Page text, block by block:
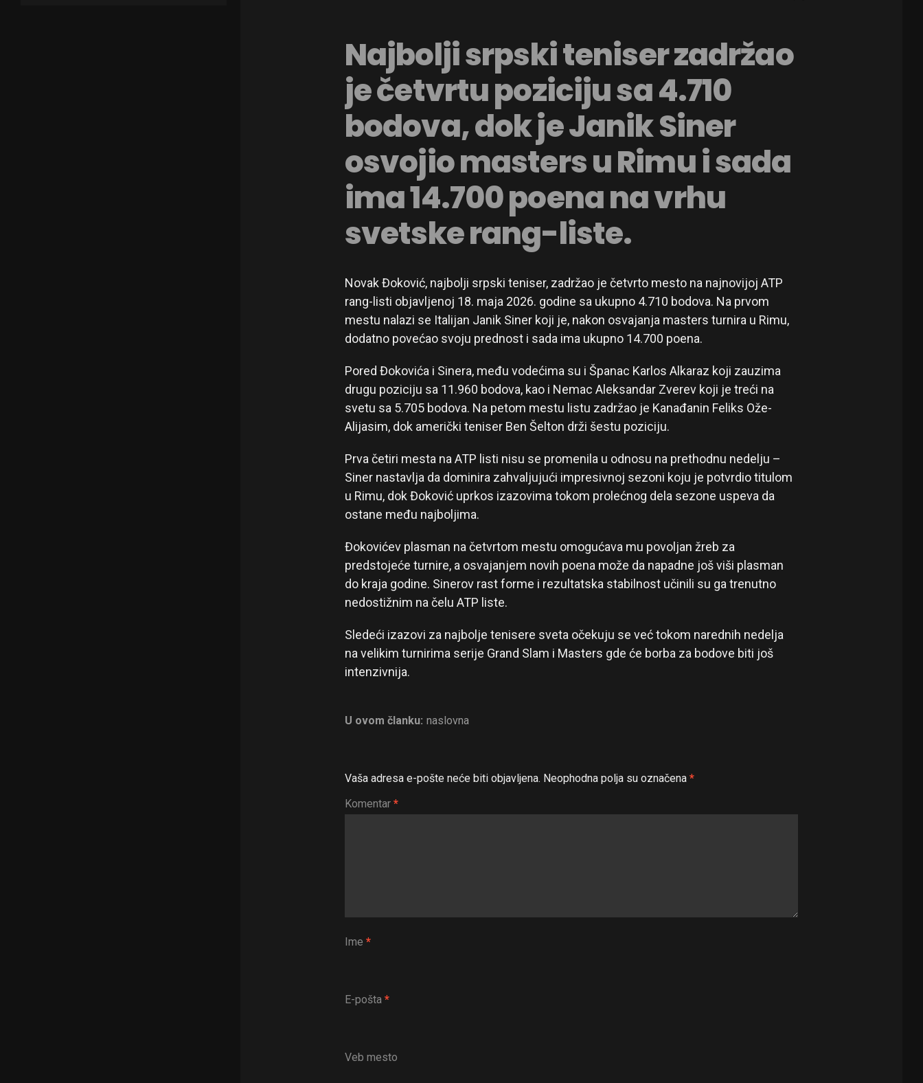
Najbolji srpski teniser zadržao
je četvrtu poziciju sa 4.710
bodova, dok je Janik Siner
osvojio masters u Rimu i sada
ima 14.700 poena na vrhu
svetske rang-liste.
Novak Đoković, najbolji srpski teniser, zadržao je četvrto mesto na najnovijoj ATP
rang-listi objavljenoj 18. maja 2026. godine sa ukupno 4.710 bodova. Na prvom
mestu nalazi se Italijan Janik Siner koji je, nakon osvajanja masters turnira u Rimu,
dodatno povećao svoju prednost i sada ima ukupno 14.700 poena.
Pored Đokovića i Sinera, među vodećima su i Španac Karlos Alkaraz koji zauzima
drugu poziciju sa 11.960 bodova, kao i Nemac Aleksandar Zverev koji je treći na
svetu sa 5.705 bodova. Na petom mestu listu zadržao je Kanađanin Feliks Ože-
Alijasim, dok američki teniser Ben Šelton drži šestu poziciju.
Prva četiri mesta na ATP listi nisu se promenila u odnosu na prethodnu nedelju –
Siner nastavlja da dominira zahvaljujući impresivnoj sezoni koju je potvrdio titulom
u Rimu, dok Đoković uprkos izazovima tokom prolećnog dela sezone uspeva da
ostane među najboljima.
Đokovićev plasman na četvrtom mestu omogućava mu povoljan žreb za
predstojeće turnire, a osvajanjem novih poena može da napadne još viši plasman
do kraja godine. Sinerov rast forme i rezultatska stabilnost učinili su ga trenutno
nedostižnim na čelu ATP liste.
Sledeći izazovi za najbolje tenisere sveta očekuju se već tokom narednih nedelja
na velikim turnirima serije Grand Slam i Masters gde će borba za bodove biti još
intenzivnija.
U ovom članku: naslovna
Vaša adresa e-pošte neće biti objavljena. Neophodna polja su označena *
Komentar *
Ime *
E-pošta *
Veb mesto